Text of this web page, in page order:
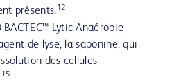
présents.12
BACTEC™ Lytic Anaérobie
de lyse, la saponine, qui
des cellules
15